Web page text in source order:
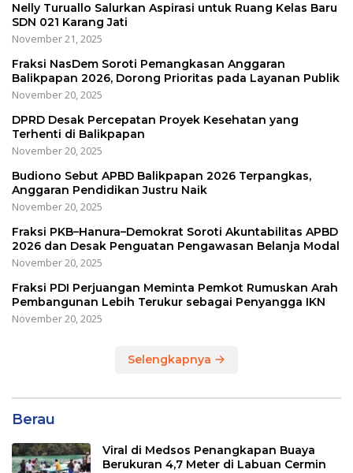
Nelly Turuallo Salurkan Aspirasi untuk Ruang Kelas Baru
SDN 021 Karang Jati
November 21, 2025
Fraksi NasDem Soroti Pemangkasan Anggaran
Balikpapan 2026, Dorong Prioritas pada Layanan Publik
November 20, 2025
DPRD Desak Percepatan Proyek Kesehatan yang
Terhenti di Balikpapan
November 20, 2025
Budiono Sebut APBD Balikpapan 2026 Terpangkas,
Anggaran Pendidikan Justru Naik
November 20, 2025
Fraksi PKB–Hanura–Demokrat Soroti Akuntabilitas APBD
2026 dan Desak Penguatan Pengawasan Belanja Modal
November 20, 2025
Fraksi PDI Perjuangan Meminta Pemkot Rumuskan Arah
Pembangunan Lebih Terukur sebagai Penyangga IKN
November 20, 2025
Selengkapnya
Berau
Viral di Medsos Penangkapan Buaya
Berukuran 4,7 Meter di Labuan Cermin